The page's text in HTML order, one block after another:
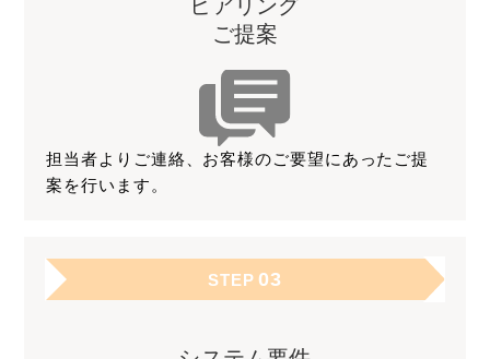
ご提案
担当者よりご連絡、お客様のご要望にあったご提
案を行います。
STEP 03